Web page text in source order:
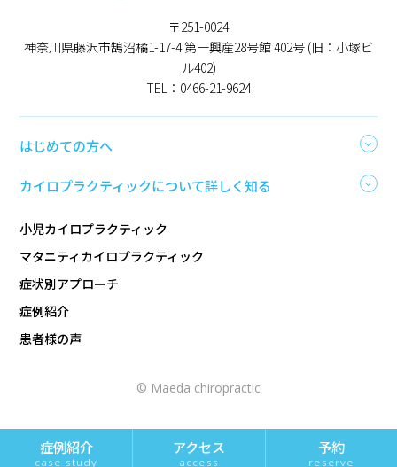
〒251-0024
神奈川県藤沢市鵠沼橘1-17-4 第一興産28号館 402号 (旧：小塚ビ
ル402)
TEL：0466-21-9624
はじめての方へ
カイロプラクティックについて詳しく知る
小児カイロプラクティック
マタニティカイロプラクティック
症状別アプローチ
症例紹介
患者様の声
© Maeda chiropractic
症例紹介
case study
アクセス
access
予約
reserve